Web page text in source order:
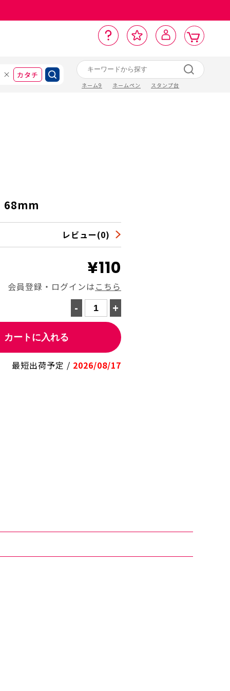
カタチ
ネーム9 ネームペン スタンプ台
サ
ポ
ト
ー お
気
に
入
り
ロ
グ
イ
ン ト
ー
68mm
レビュー(0)
¥110
会員登録・ログインは こちら
- +
カートに入れる
最短出荷予定 / 2026/08/17